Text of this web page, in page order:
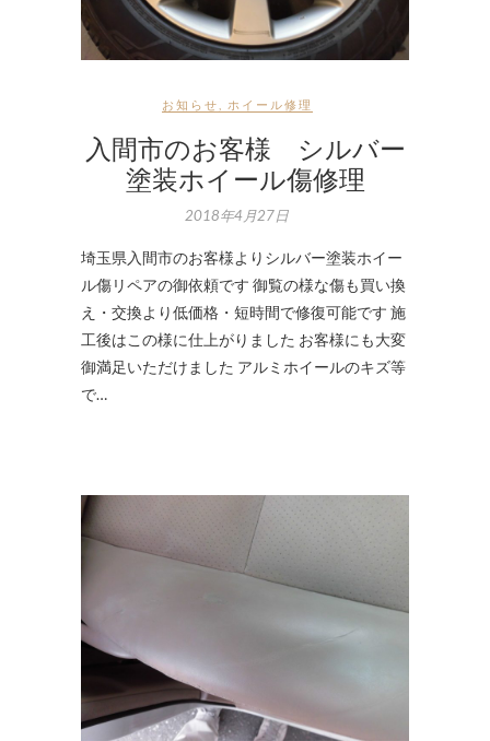
お知らせ ホイール修理
入間市のお客様 シルバー
塗装ホイール傷修理
2018年4月27日
埼玉県入間市のお客様よりシルバー塗装ホイー
ル傷リペアの御依頼です 御覧の様な傷も買い換
え・交換より低価格・短時間で修復可能です 施
工後はこの様に仕上がりました お客様にも大変
御満足いただけました アルミホイールのキズ等
で…